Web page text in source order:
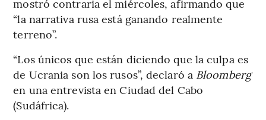
mostró contraria el miércoles, afirmando que
“la narrativa rusa está ganando realmente
terreno”.
“Los únicos que están diciendo que la culpa es
de Ucrania son los rusos”, declaró a Bloomberg
en una entrevista en Ciudad del Cabo
(Sudáfrica).